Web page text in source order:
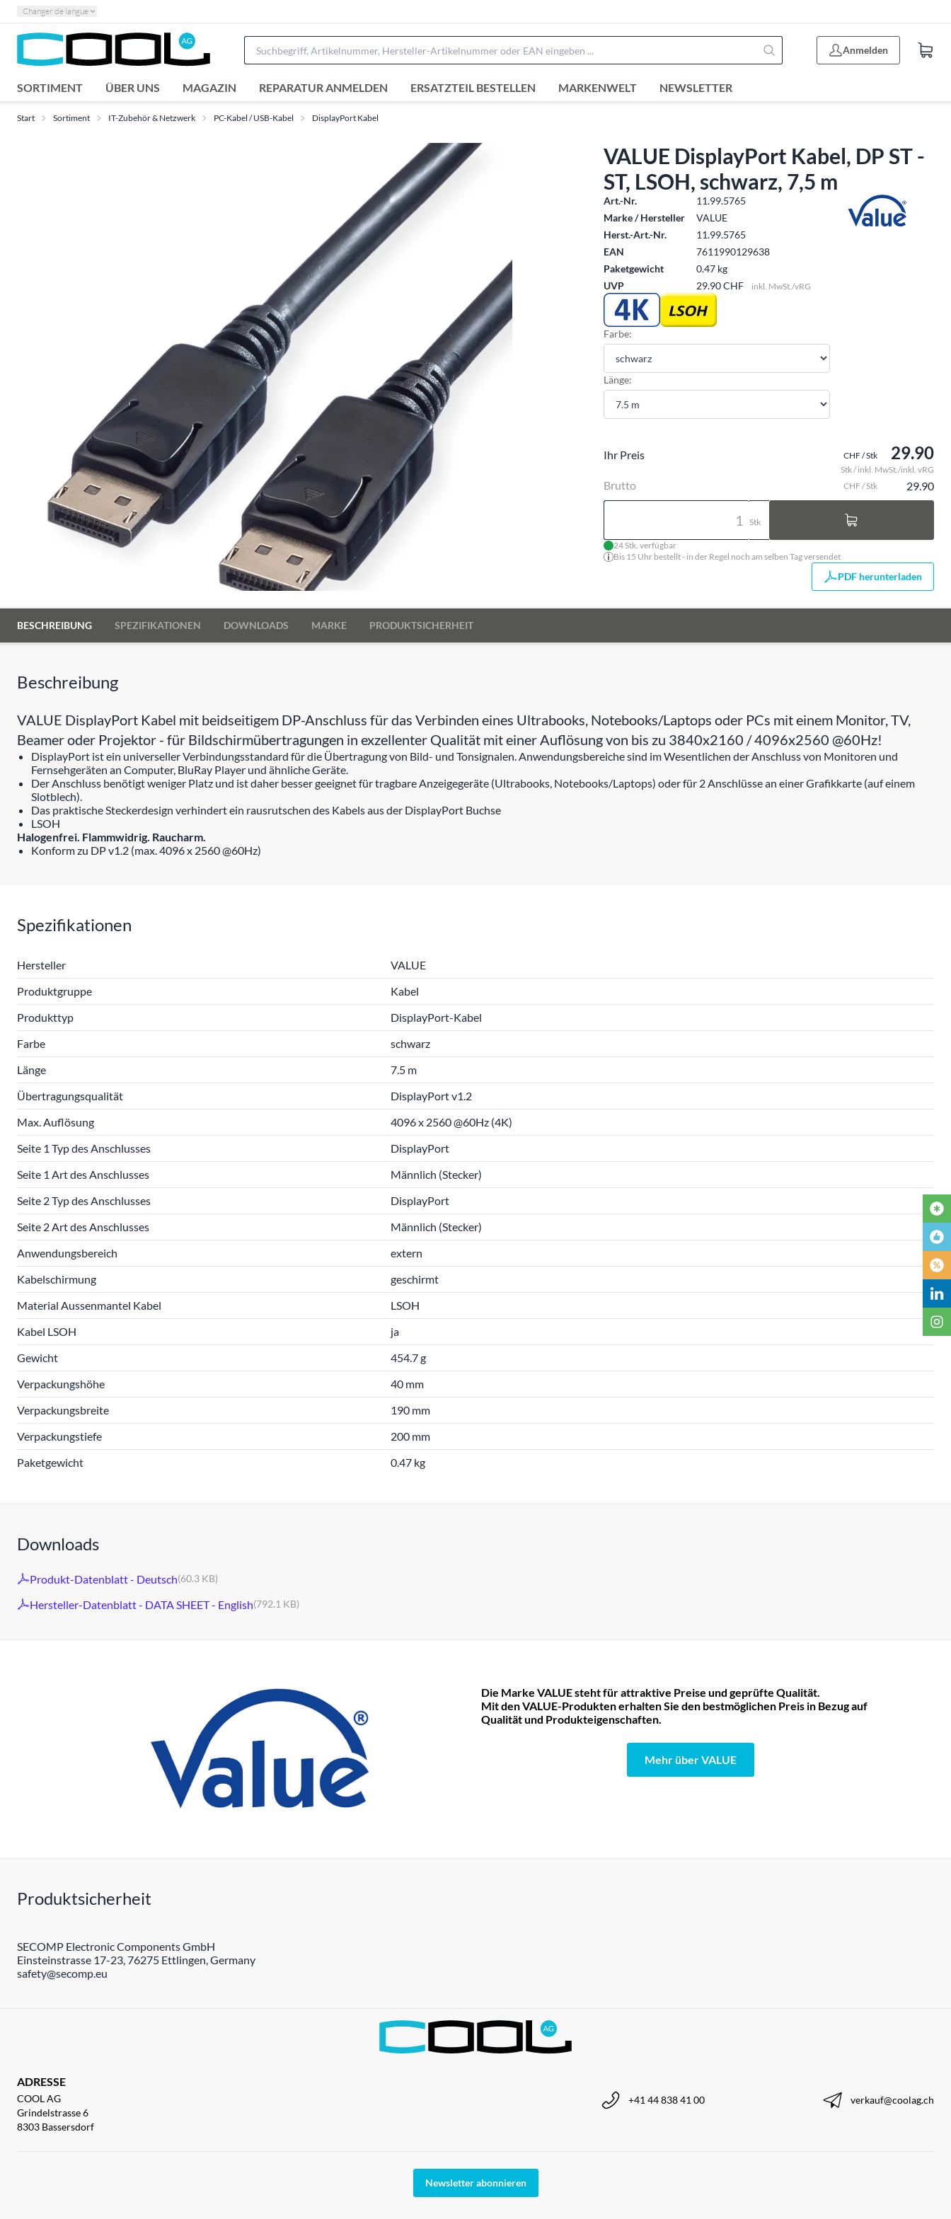
Changer de langue
Anmelden
SORTIMENT ÜBER UNS MAGAZIN REPARATUR ANMELDEN ERSATZTEIL BESTELLEN MARKENWELT NEWSLETTER
Start Sortiment IT-Zubehör & Netzwerk PC-Kabel / USB-Kabel DisplayPort Kabel
VALUE DisplayPort Kabel, DP ST -
ST, LSOH, schwarz, 7,5 m
Art.-Nr.
11.99.5765
Marke / Hersteller
VALUE
Herst.-Art.-Nr.
11.99.5765
EAN
7611990129638
Paketgewicht
0.47 kg
UVP
29.90 CHF inkl. MwSt./vRG
Farbe:
Länge:
Ihr Preis CHF / Stk 29.90
Stk / inkl. MwSt./inkl. vRG
Brutto CHF / Stk 29.90
Stk
24 Stk. verfügbar
Bis 15 Uhr bestellt - in der Regel noch am selben Tag versendet
PDF herunterladen
BESCHREIBUNG SPEZIFIKATIONEN DOWNLOADS MARKE PRODUKTSICHERHEIT
Beschreibung
VALUE DisplayPort Kabel mit beidseitigem DP-Anschluss für das Verbinden eines Ultrabooks, Notebooks/Laptops oder PCs mit einem Monitor, TV,
Beamer oder Projektor - für Bildschirmübertragungen in exzellenter Qualität mit einer Auflösung von bis zu 3840x2160 / 4096x2560 @60Hz!
DisplayPort ist ein universeller Verbindungsstandard für die Übertragung von Bild- und Tonsignalen. Anwendungsbereiche sind im Wesentlichen der Anschluss von Monitoren und
Fernsehgeräten an Computer, BluRay Player und ähnliche Geräte.
Der Anschluss benötigt weniger Platz und ist daher besser geeignet für tragbare Anzeigegeräte (Ultrabooks, Notebooks/Laptops) oder für 2 Anschlüsse an einer Grafikkarte (auf einem
Slotblech).
Das praktische Steckerdesign verhindert ein rausrutschen des Kabels aus der DisplayPort Buchse
LSOH
Halogenfrei. Flammwidrig. Raucharm.
Konform zu DP v1.2 (max. 4096 x 2560 @60Hz)
Spezifikationen
Hersteller
VALUE
Produktgruppe
Kabel
Produkttyp
DisplayPort-Kabel
Farbe
schwarz
Länge
7.5 m
Übertragungsqualität
DisplayPort v1.2
Max. Auflösung
4096 x 2560 @60Hz (4K)
Seite 1 Typ des Anschlusses
DisplayPort
Seite 1 Art des Anschlusses
Männlich (Stecker)
Seite 2 Typ des Anschlusses
DisplayPort
Seite 2 Art des Anschlusses
Männlich (Stecker)
Anwendungsbereich
extern
Kabelschirmung
geschirmt
Material Aussenmantel Kabel
LSOH
Kabel LSOH
ja
Gewicht
454.7 g
Verpackungshöhe
40 mm
Verpackungsbreite
190 mm
Verpackungstiefe
200 mm
Paketgewicht
0.47 kg
Downloads
Produkt-Datenblatt - Deutsch(60.3 KB)
Hersteller-Datenblatt - DATA SHEET - English(792.1 KB)
Die Marke VALUE steht für attraktive Preise und geprüfte Qualität.
Mit den VALUE-Produkten erhalten Sie den bestmöglichen Preis in Bezug auf
Qualität und Produkteigenschaften.
Mehr über VALUE
Produktsicherheit
SECOMP Electronic Components GmbH
Einsteinstrasse 17-23, 76275 Ettlingen, Germany
safety@secomp.eu
ADRESSE
COOL AG
Grindelstrasse 6
8303 Bassersdorf
+41 44 838 41 00 verkauf@coolag.ch
Newsletter abonnieren